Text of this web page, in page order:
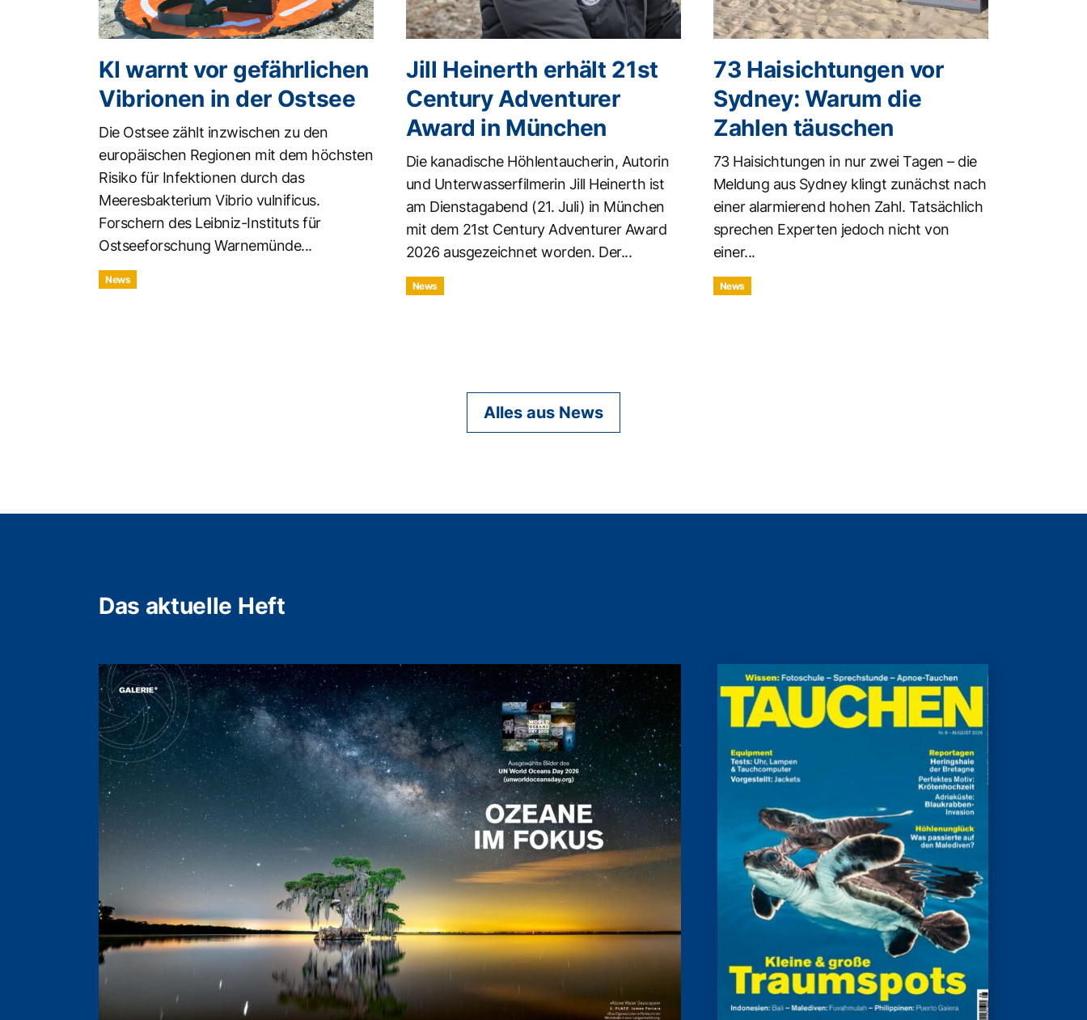
KI warnt vor gefährlichen
Vibrionen in der Ostsee
Die Ostsee zählt inzwischen zu den
europäischen Regionen mit dem höchsten
Risiko für Infektionen durch das
Meeresbakterium Vibrio vulnificus.
Forschern des Leibniz-Instituts für
Ostseeforschung Warnemünde...
News
Jill Heinerth erhält 21st
Century Adventurer
Award in München
Die kanadische Höhlentaucherin, Autorin
und Unterwasserfilmerin Jill Heinerth ist
am Dienstagabend (21. Juli) in München
mit dem 21st Century Adventurer Award
2026 ausgezeichnet worden. Der...
News
73 Haisichtungen vor
Sydney: Warum die
Zahlen täuschen
73 Haisichtungen in nur zwei Tagen – die
Meldung aus Sydney klingt zunächst nach
einer alarmierend hohen Zahl. Tatsächlich
sprechen Experten jedoch nicht von
einer...
News
Alles aus News
Das aktuelle Heft